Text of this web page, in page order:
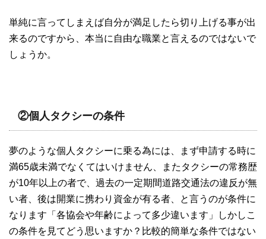
単純に言ってしまえば自分が満足したら切り上げる事が出
来るのですから、本当に自由な職業と言えるのではないで
しょうか。
②個人タクシーの条件
夢のような個人タクシーに乗る為には、まず申請する時に
満65歳未満でなくてはいけません、またタクシーの常務歴
が10年以上の者で、過去の一定期間道路交通法の違反が無
い者、後は開業に携わり資金が有る者、と言うのが条件に
なります「各協会や年齢によって多少違います」しかしこ
の条件を見てどう思いますか？比較的簡単な条件ではない